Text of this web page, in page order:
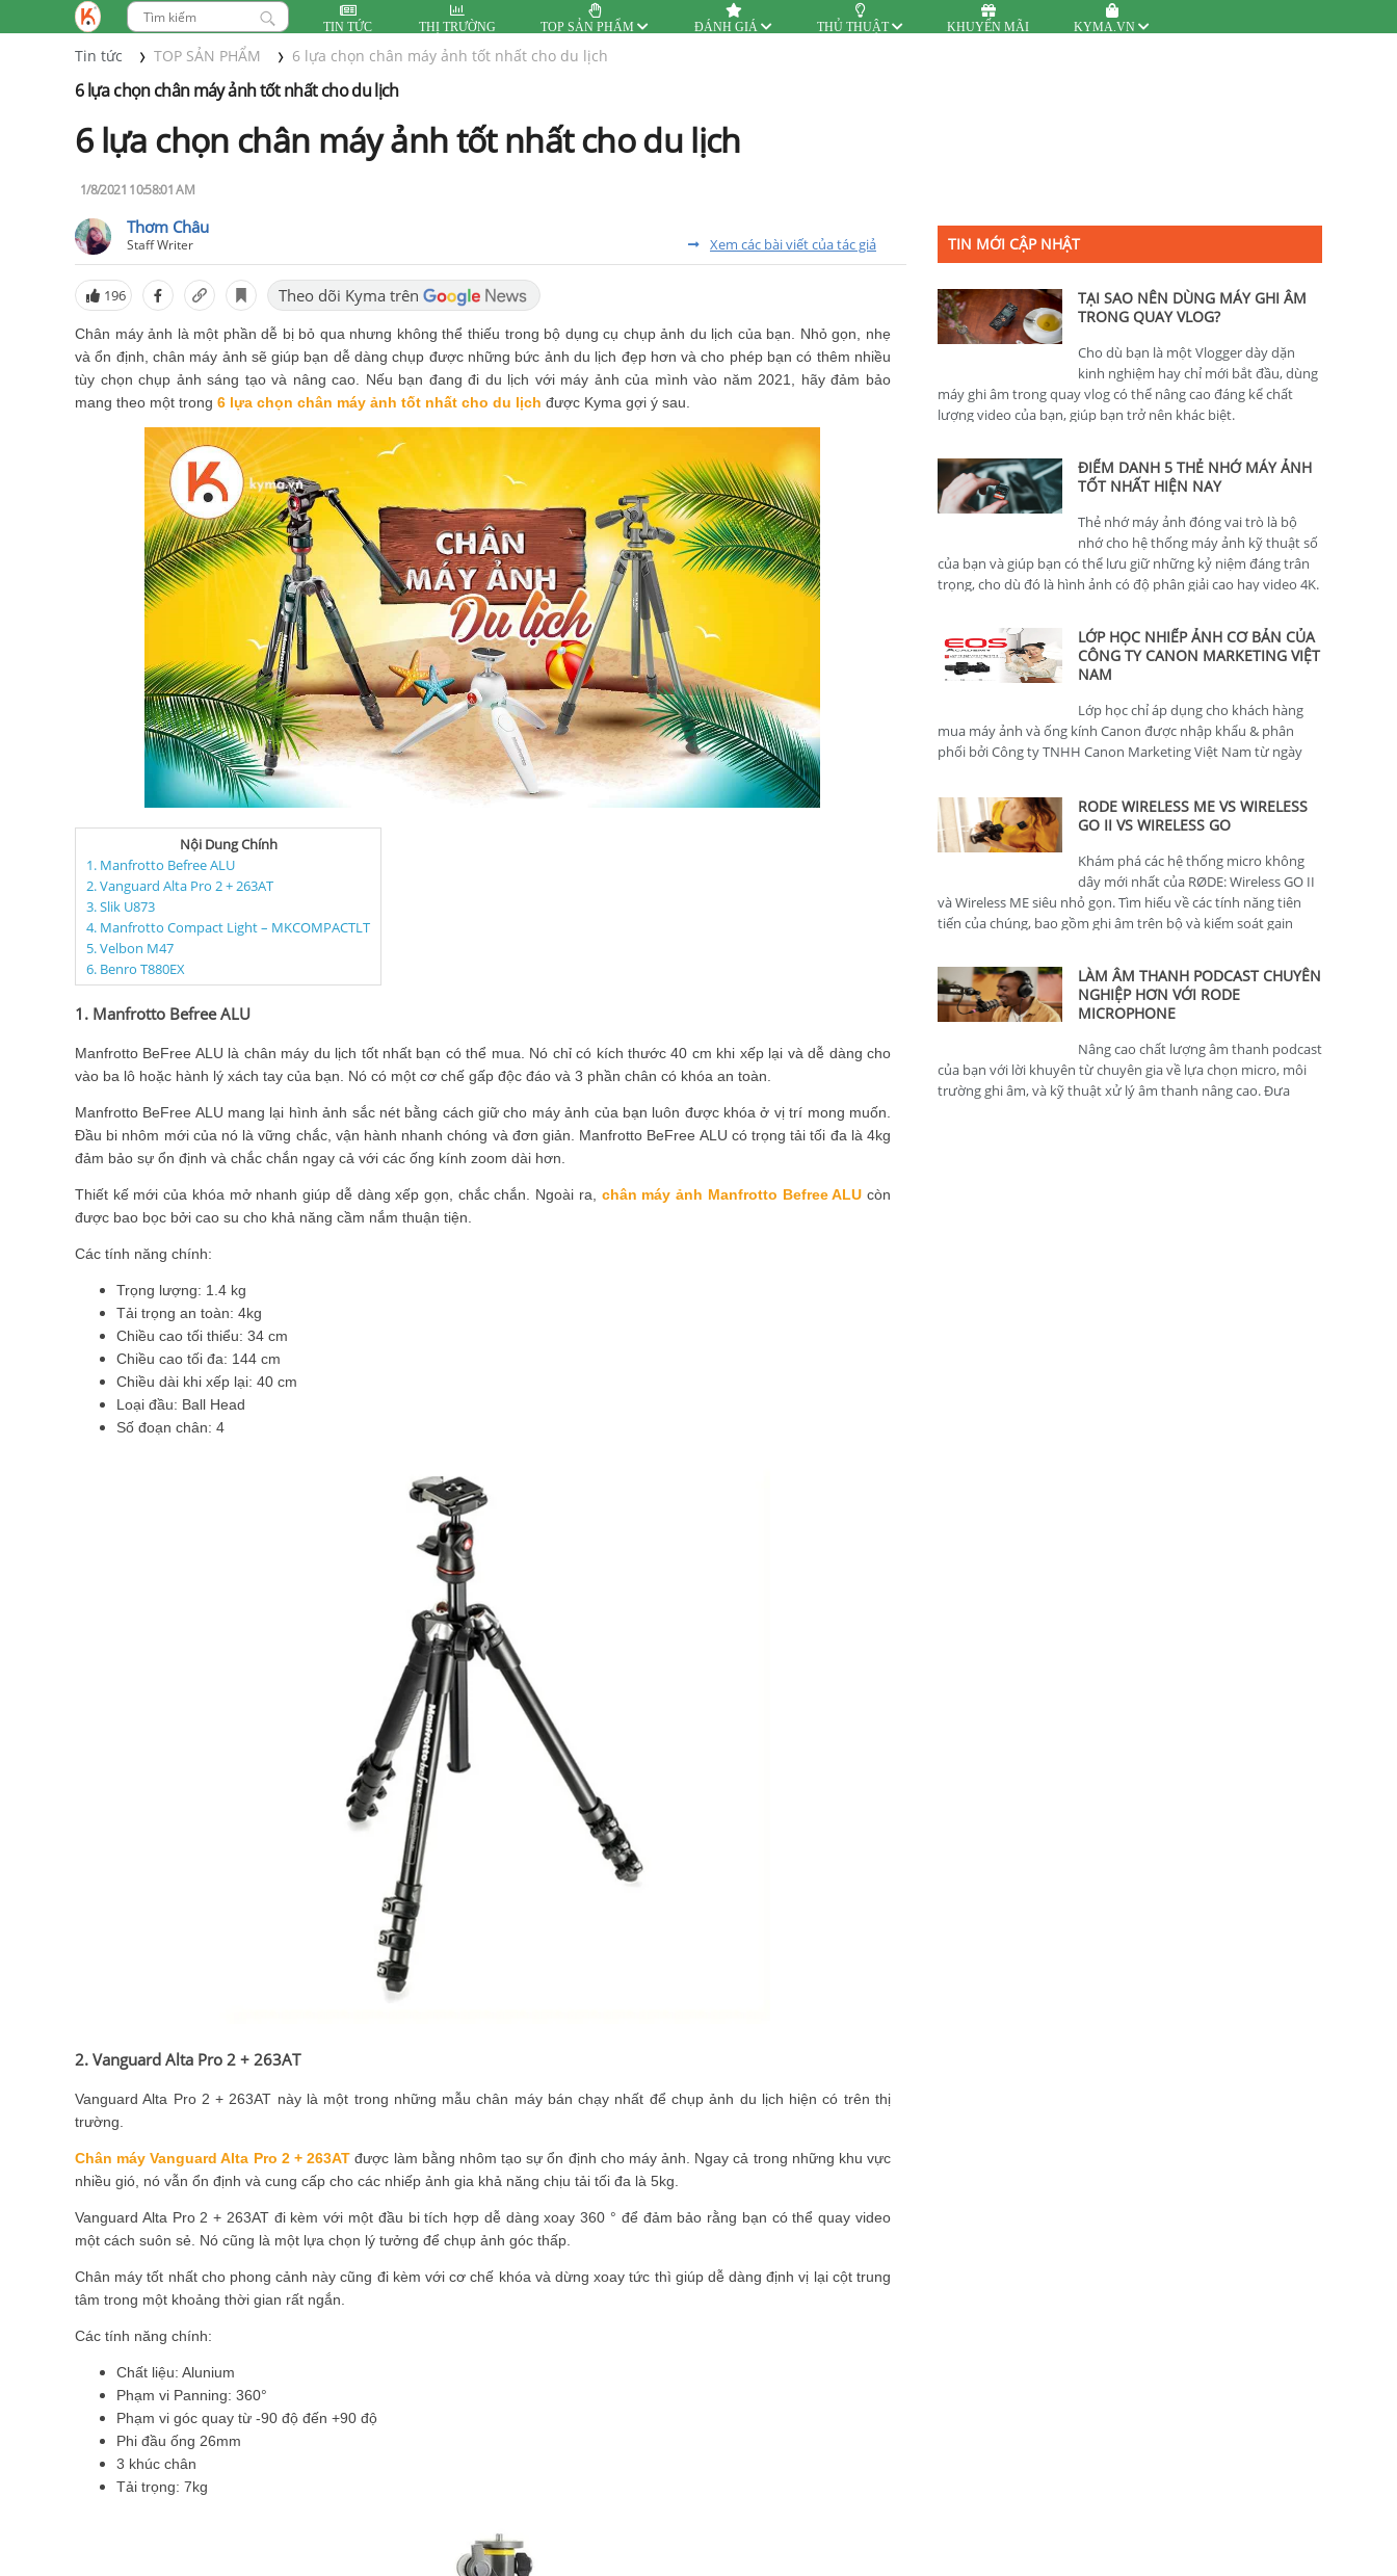
TIN TỨC THỊ TRƯỜNG TOP SẢN PHẨM ĐÁNH GIÁ THỦ THUẬT KHUYẾN MÃI KYMA.VN
Tin tức TOP SẢN PHẨM 6 lựa chọn chân máy ảnh tốt nhất cho du lịch
6 lựa chọn chân máy ảnh tốt nhất cho du lịch
6 lựa chọn chân máy ảnh tốt nhất cho du lịch
1/8/2021 10:58:01 AM
Thơm Châu
Staff Writer Xem các bài viết của tác giả
196 Theo dõi Kyma trên
Chân máy ảnh là một phần dễ bị bỏ qua nhưng không thể thiếu trong bộ dụng cụ chụp ảnh du lịch của bạn. Nhỏ gọn, nhẹ
và ổn định, chân máy ảnh sẽ giúp bạn dễ dàng chụp được những bức ảnh du lịch đẹp hơn và cho phép bạn có thêm nhiều
tùy chọn chụp ảnh sáng tạo và nâng cao. Nếu bạn đang đi du lịch với máy ảnh của mình vào năm 2021, hãy đảm bảo
mang theo một trong 6 lựa chọn chân máy ảnh tốt nhất cho du lịch được Kyma gợi ý sau.
Nội Dung Chính
1. Manfrotto Befree ALU
2. Vanguard Alta Pro 2 + 263AT
3. Slik U873
4. Manfrotto Compact Light – MKCOMPACTLT
5. Velbon M47
6. Benro T880EX
1. Manfrotto Befree ALU
Manfrotto BeFree ALU là chân máy du lịch tốt nhất bạn có thể mua. Nó chỉ có kích thước 40 cm khi xếp lại và dễ dàng cho
vào ba lô hoặc hành lý xách tay của bạn. Nó có một cơ chế gấp độc đáo và 3 phần chân có khóa an toàn.
Manfrotto BeFree ALU mang lại hình ảnh sắc nét bằng cách giữ cho máy ảnh của bạn luôn được khóa ở vị trí mong muốn.
Đầu bi nhôm mới của nó là vững chắc, vận hành nhanh chóng và đơn giản. Manfrotto BeFree ALU có trọng tải tối đa là 4kg
đảm bảo sự ổn định và chắc chắn ngay cả với các ống kính zoom dài hơn.
Thiết kế mới của khóa mở nhanh giúp dễ dàng xếp gọn, chắc chắn. Ngoài ra, chân máy ảnh Manfrotto Befree ALU còn
được bao bọc bởi cao su cho khả năng cầm nắm thuận tiện.
Các tính năng chính:
Trọng lượng: 1.4 kg
Tải trọng an toàn: 4kg
Chiều cao tối thiểu: 34 cm
Chiều cao tối đa: 144 cm
Chiều dài khi xếp lại: 40 cm
Loại đầu: Ball Head
Số đoạn chân: 4
2. Vanguard Alta Pro 2 + 263AT
Vanguard Alta Pro 2 + 263AT này là một trong những mẫu chân máy bán chạy nhất để chụp ảnh du lịch hiện có trên thị
trường.
Chân máy Vanguard Alta Pro 2 + 263AT được làm bằng nhôm tạo sự ổn định cho máy ảnh. Ngay cả trong những khu vực
nhiều gió, nó vẫn ổn định và cung cấp cho các nhiếp ảnh gia khả năng chịu tải tối đa là 5kg.
Vanguard Alta Pro 2 + 263AT đi kèm với một đầu bi tích hợp dễ dàng xoay 360 ° để đảm bảo rằng bạn có thể quay video
một cách suôn sẻ. Nó cũng là một lựa chọn lý tưởng để chụp ảnh góc thấp.
Chân máy tốt nhất cho phong cảnh này cũng đi kèm với cơ chế khóa và dừng xoay tức thì giúp dễ dàng định vị lại cột trung
tâm trong một khoảng thời gian rất ngắn.
Các tính năng chính:
Chất liệu: Alunium
Phạm vi Panning: 360°
Phạm vi góc quay từ -90 độ đến +90 độ
Phi đầu ống 26mm
3 khúc chân
Tải trọng: 7kg
TIN MỚI CẬP NHẬT
TẠI SAO NÊN DÙNG MÁY GHI ÂM
TRONG QUAY VLOG?
Cho dù bạn là một Vlogger dày dặn
kinh nghiệm hay chỉ mới bắt đầu, dùng
máy ghi âm trong quay vlog có thể nâng cao đáng kể chất
lượng video của bạn, giúp bạn trở nên khác biệt.
ĐIỂM DANH 5 THẺ NHỚ MÁY ẢNH
TỐT NHẤT HIỆN NAY
Thẻ nhớ máy ảnh đóng vai trò là bộ
nhớ cho hệ thống máy ảnh kỹ thuật số
của bạn và giúp bạn có thể lưu giữ những kỷ niệm đáng trân
trọng, cho dù đó là hình ảnh có độ phân giải cao hay video 4K.
LỚP HỌC NHIẾP ẢNH CƠ BẢN CỦA
CÔNG TY CANON MARKETING VIỆT
NAM
Lớp học chỉ áp dụng cho khách hàng
mua máy ảnh và ống kính Canon được nhập khẩu & phân
phối bởi Công ty TNHH Canon Marketing Việt Nam từ ngày
RODE WIRELESS ME VS WIRELESS
GO II VS WIRELESS GO
Khám phá các hệ thống micro không
dây mới nhất của RØDE: Wireless GO II
và Wireless ME siêu nhỏ gọn. Tìm hiểu về các tính năng tiên
tiến của chúng, bao gồm ghi âm trên bộ và kiểm soát gain
LÀM ÂM THANH PODCAST CHUYÊN
NGHIỆP HƠN VỚI RODE
MICROPHONE
Nâng cao chất lượng âm thanh podcast
của bạn với lời khuyên từ chuyên gia về lựa chọn micro, môi
trường ghi âm, và kỹ thuật xử lý âm thanh nâng cao. Đưa